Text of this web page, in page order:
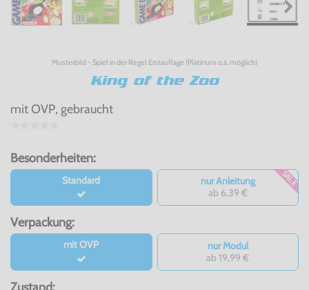
Musterbild - Spiel in der Regel Erstauflage (Platinum o.ä. möglich)
King of the Zoo
mit OVP, gebraucht
Besonderheiten:
Standard
nur Anleitung
ab 6,39 €
SALE
Verpackung:
mit OVP
nur Modul
ab 19,99 €
Zustand: